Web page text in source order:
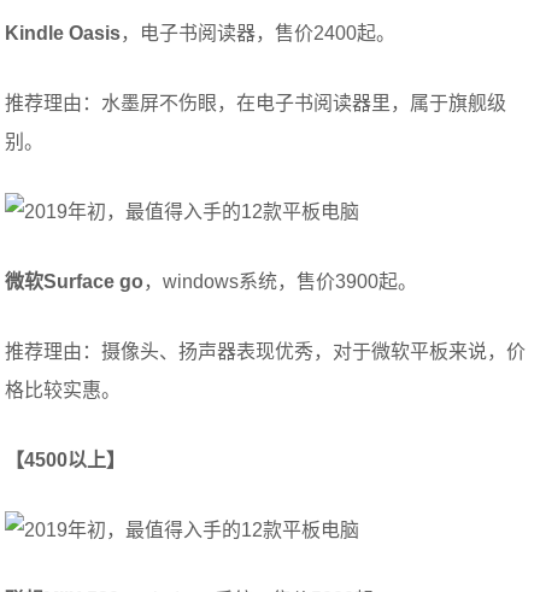
Kindle Oasis，电子书阅读器，售价2400起。
推荐理由：水墨屏不伤眼，在电子书阅读器里，属于旗舰级
别。
微软Surface go ，windows系统，售价3900起。
推荐理由：摄像头、扬声器表现优秀，对于微软平板来说，价
格比较实惠。
【4500以上】